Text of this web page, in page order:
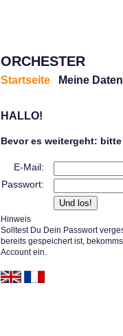
ORCHESTER
Startseite Meine Daten
HALLO!
Bevor es weitergeht:
E-Mail:
Passwort:
Hinweis
Solltest Du Dein Passwort
bereits gespeichert ist,
Account ein.